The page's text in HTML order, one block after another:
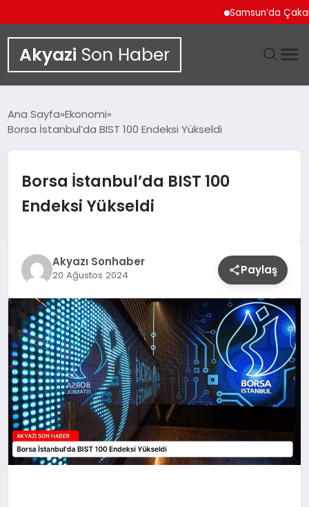
Samsun’da Çakallı
Akyazi Son Haber
DÜNYA
EKONOMI
TEKNOLOJI
YAŞAM
Ana Sayfa Ekonomi
Borsa İstanbul’da BIST 100 Endeksi Yükseldi
Borsa İstanbul’da BIST 100
Endeksi Yükseldi
Akyazı Sonhaber
20 Ağustos 2024 Paylaş